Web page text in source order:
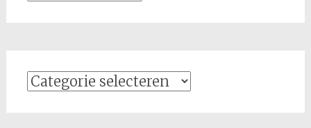
Categorieën